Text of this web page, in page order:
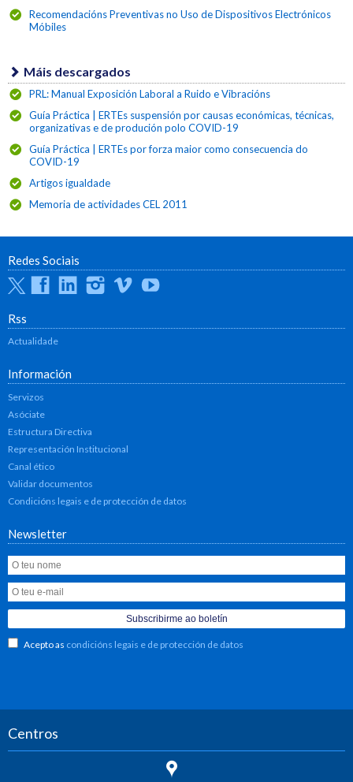
Recomendacións Preventivas no Uso de Dispositivos Electrónicos
Móbiles
Máis descargados
PRL: Manual Exposición Laboral a Ruido e Vibracións
Guía Práctica | ERTEs suspensión por causas económicas, técnicas,
organizativas e de produción polo COVID-19
Guía Práctica | ERTEs por forza maior como consecuencia do
COVID-19
Artigos igualdade
Memoria de actividades CEL 2011
Redes Sociais
TwitterFacebookLinkedinInstagram
Vimeo
Rss
Actualidade
Información
Servizos
Asóciate
Estructura Directiva
Representación Institucional
Canal ético
Validar documentos
Condicións legais e de protección de datos
Newsletter
Acepto as condicións legais e de protección de datos
Centros